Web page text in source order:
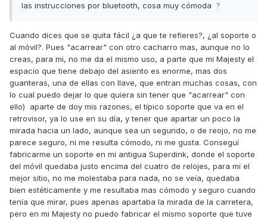
las instrucciones por bluetooth, cosa muy cómoda ?
Cuando dices que se quita fácil ¿a que te refieres?, ¿al soporte o
al móvil?. Pues "acarrear" con otro cacharro mas, aunque no lo
creas, para mi, no me da el mismo uso, a parte que mi Majesty el
espacio que tiene debajo del asiento es enorme, mas dos
guanteras, una de ellas con llave, que entran muchas cosas, con
lo cual puedo dejar lo que quiera sin tener que "acarrear" con
ello) aparte de doy mis razones, el típico soporte que va en el
retrovisor, ya lo use en su día, y tener que apartar un poco la
mirada hacia un lado, aunque sea un segundo, o de reojo, no me
parece seguro, ni me resulta cómodo, ni me gusta. Conseguí
fabricarme un soporte en mi antigua Superdink, donde el soporte
del móvil quedaba justo encima del cuatro de relojes, para mi el
mejor sitio, no me molestaba para nada, no se veía, quedaba
bien estéticamente y me resultaba mas cómodo y seguro cuando
tenía que mirar, pues apenas apartaba la mirada de la carretera,
pero en mi Majesty no puedo fabricar el mismo soporte que tuve